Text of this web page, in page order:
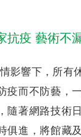
抗疫 藝術不
影響下，所有
疫而不防藝，
隨著網路技術
俱進，將館藏